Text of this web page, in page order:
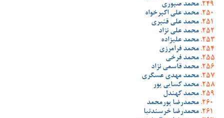
محمد صبوری
محمد علی اکبرخواه
محمد علی قنبری
محمد علی نژاد
محمد علیزاده
محمد فرامرزی
محمد فرخی
محمد قاسمی نژاد
محمد مهدی عسگری
محمد کسایی پور
محمد کهندل
محمدرضا پورمحمد
محمدرضا خرسندنیا